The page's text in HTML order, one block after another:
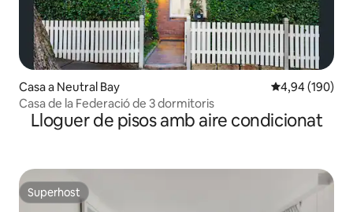
Casa a Neutral Bay 4,94 de
4,94 (190)
Casa de la Federació de 3 dormitoris
Lloguer de pisos amb aire condicionat
Superhost
Superhost